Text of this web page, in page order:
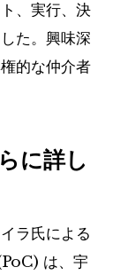
、実行、決
た。興味深
的な仲介者
に詳し
ラ氏による
は、宇